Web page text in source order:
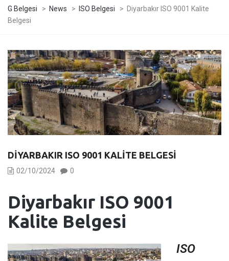
G Belgesi > News > ISO Belgesi > Diyarbakır ISO 9001 Kalite
Belgesi
DIYARBAKIR ISO 9001 KALITE BELGESI
02/10/2024 0
Diyarbakır ISO 9001
Kalite Belgesi
ISO